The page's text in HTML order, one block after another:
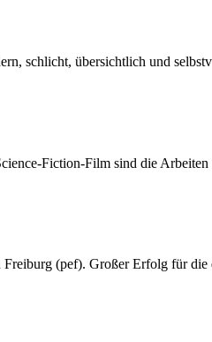
schlicht, übersichtlich und
Fiction-Film sind die
Freiburg (pef). Großer Erfolg für